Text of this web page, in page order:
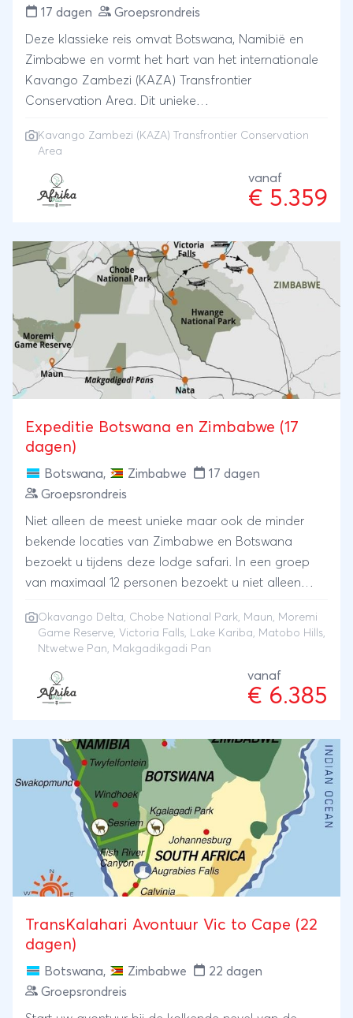
17 dagen
Groepsrondreis
Deze klassieke reis omvat Botswana, Namibië en
Zimbabwe en vormt het hart van het internationale
Kavango Zambezi (KAZA) Transfrontier
Conservation Area. Dit unieke
opgezet om een groot netwerk van met elkaar
migratieroutes voor wilde dieren zoals olifanten,
buffels en antilopen. U reist door een van de meest
verblijft in prachtige, comfortabele lodges die een
ideale uitvalsbasis vormen voor safari's, boottochten
en natuurbeleving. Deze reis combineert
indrukwekkende landschappen, rijke wildlife-
ervaringen en een ontspannen verblijf in zorgvuldig
geselecteerde accommodaties, wat zorgt voor een
onvergetelijke safari binnen het bijzondere KAZA
Transfrontier Conservation Area.
Kavango Zambezi (KAZA) Transfrontier Conservation
Area
vanaf
€ 5.359
Expeditie Botswana en Zimbabwe (17
dagen)
Botswana, Zimbabwe
17 dagen
Groepsrondreis
Niet alleen de meest unieke maar ook de minder
bekende locaties van Zimbabwe en Botswana
bezoekt u tijdens deze lodge safari. In een groep
van maximaal 12 personen bezoekt u niet alleen
maar gaat u bijvoorbeeld ook 2 dagen varen over
Lake Kariba per luxe houseboat. Altijd al
het unieke Matobo Hills, een prachtige omgeving
met veel rotsformaties. U maakt een dagexcursie
Pan). Via Maun eindigt de reis in Moremi gebied
waar u niet alleen per traditionele kano (mokoro) de
uitlopers van de Okavango Delta ontdekt maar ook
gamedrives maakt door het Moremi Game Reserve.
Met recht dus een echte expeditie reis door
Botswana en Zimbabwe.
Okavango Delta, Chobe National Park, Maun, Moremi
Game Reserve, Victoria Falls, Lake Kariba, Matobo Hills,
Ntwetwe Pan, Makgadikgadi Pan
vanaf
€ 6.385
TransKalahari Avontuur Vic to Cape (22
dagen)
Botswana, Zimbabwe
22 dagen
Groepsrondreis